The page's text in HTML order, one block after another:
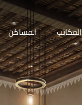
المساكن المكاتب